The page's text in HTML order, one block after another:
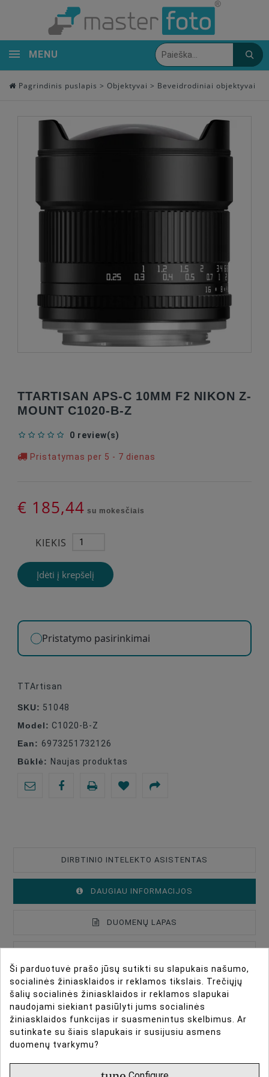
MENU
Pagrindinis puslapis > Objektyvai > Beveidrodiniai objektyvai
TTARTISAN APS-C 10MM F2 NIKON Z-
MOUNT C1020-B-Z
0 review(s)
Pristatymas per 5 - 7 dienas
€ 185,44 su mokesčiais
KIEKIS
Įdėti į krepšelį
Pristatymo pasirinkimai
TTArtisan
SKU: 51048
Model: C1020-B-Z
Ean: 6973251732126
Būklė: Naujas produktas
DIRBTINIO INTELEKTO ASISTENTAS
DAUGIAU INFORMACIJOS
DUOMENŲ LAPAS
Lens Mount Nikon Z
Lens Format Coverage
Introducing the TTArtisan
APS-C 10mm f2 Lens for
Nikon Z Mount
Ši parduotuvė prašo jūsų sutikti su slapukais našumo,
socialinės žiniasklaidos ir reklamos tikslais. Trečiųjų
šalių socialinės žiniasklaidos ir reklamos slapukai
naudojami siekiant pasiūlyti jums socialinės
žiniasklaidos funkcijas ir suasmenintus skelbimus. Ar
sutinkate su šiais slapukais ir susijusiu asmens
duomenų tvarkymu?